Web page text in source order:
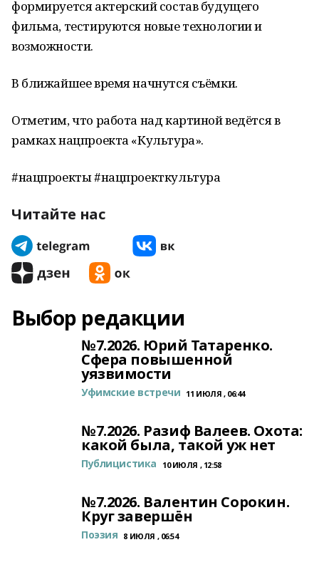
формируется актерский состав будущего
фильма, тестируются новые технологии и
возможности.
В ближайшее время начнутся съёмки.
Отметим, что работа над картиной ведётся в
рамках нацпроекта «Культура».
#нацпроекты #нацпроекткультура
Читайте нас
Выбор редакции
№7.2026. Юрий Татаренко.
Сфера повышенной
уязвимости
Уфимские встречи 11 ИЮЛЯ , 06:44
№7.2026. Разиф Валеев. Охота:
какой была, такой уж нет
Публицистика 10 ИЮЛЯ , 12:58
№7.2026. Валентин Сорокин.
Круг завершён
Поэзия 8 ИЮЛЯ , 06:54